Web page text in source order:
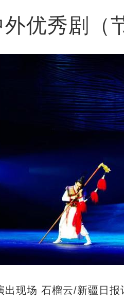
优秀剧（
现场 石榴云/新疆日报